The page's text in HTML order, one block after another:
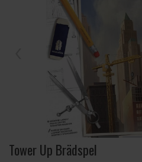
Tower Up Brädspel